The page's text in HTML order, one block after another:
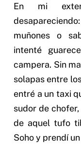
En mi
muñones o
intenté
campera. Sin
solapas entre
entré a un taxi
sudor de
de aquel tufo
Soho y prendí